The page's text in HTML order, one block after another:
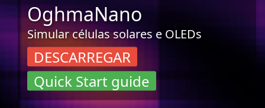
OghmaNano
Simular células solares e OLEDs
DESCARREGAR
Quick Start guide